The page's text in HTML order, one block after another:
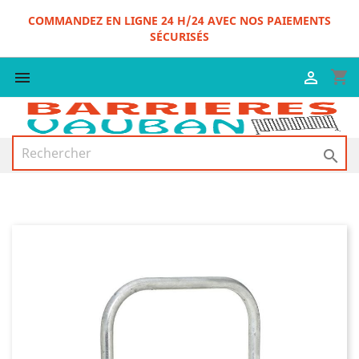
COMMANDEZ EN LIGNE 24 H/24 AVEC NOS PAIEMENTS
SÉCURISÉS
 shopping_cart

